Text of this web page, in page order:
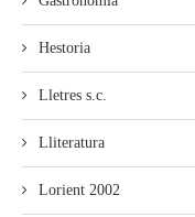
Hestoria
Lletres s.c.
Lliteratura
Lorient 2002